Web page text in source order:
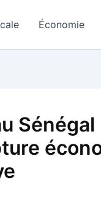
Économie
Sénégal